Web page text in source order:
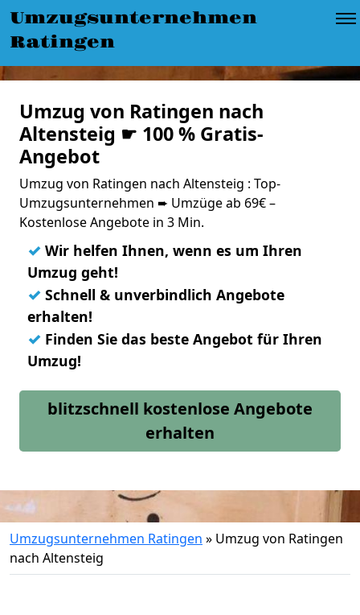
Umzugsunternehmen
Ratingen
Umzug von Ratingen nach
Altensteig ☛ 100 % Gratis-
Angebot
Umzug von Ratingen nach Altensteig : Top-
Umzugsunternehmen ➨ Umzüge ab 69€ –
Kostenlose Angebote in 3 Min.
✓ Wir helfen Ihnen, wenn es um Ihren
Umzug geht!
✓ Schnell & unverbindlich Angebote
erhalten!
✓ Finden Sie das beste Angebot für Ihren
Umzug!
blitzschnell kostenlose Angebote
erhalten
Umzugsunternehmen Ratingen » Umzug von Ratingen
nach Altensteig